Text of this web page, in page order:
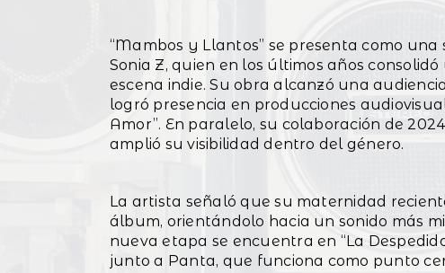
“Mambos y Llantos” se presenta como
Sonia Z, quien en los últimos años
escena indie. Su obra alcanzó una
logró presencia en producciones
Amor”. En paralelo, su colaboración de
amplió su visibilidad dentro del género.
La artista señaló que su maternidad
álbum, orientándolo hacia un sonido más
nueva etapa se encuentra en “La
junto a Panta, que funciona como punto